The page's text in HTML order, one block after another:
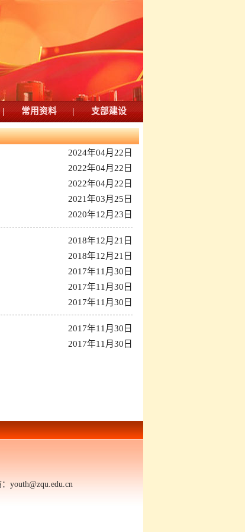
| 常用资料 | 支部建设
2024年04月22日
2022年04月22日
2022年04月22日
2021年03月25日
2020年12月23日
2018年12月21日
2018年12月21日
2017年11月30日
2017年11月30日
2017年11月30日
2017年11月30日
2017年11月30日
youth@zqu.edu.cn